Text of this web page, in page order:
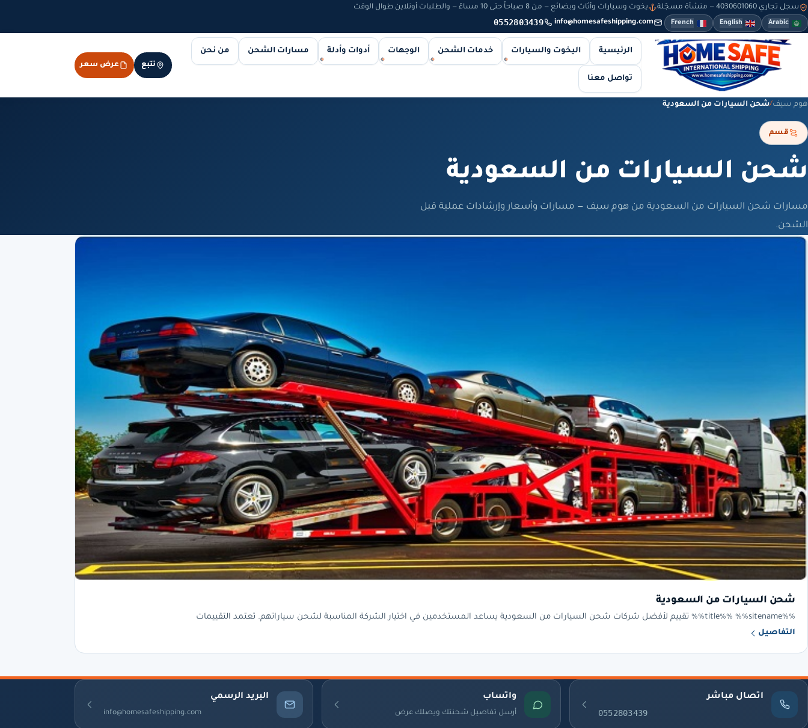
سجل تجاري 4030601060 — منشأة مسجّلة يخوت وسيارات وأثاث وبضائع — من 8 صباحاً حتى 10 مساءً — والطلبات أونلاين طوال الوقت
Arabic
English
French
info@homesafeshipping.com
0552803439
الرئيسية اليخوت والسيارات خدمات الشحن الوجهات أدوات وأدلة مسارات الشحن من نحن
تواصل معنا
تتبع عرض سعر
هوم سيف/شحن السيارات من السعودية
قسم
شحن السيارات من السعودية
مسارات شحن السيارات من السعودية من هوم سيف — مسارات وأسعار وإرشادات عملية قبل
الشحن.
شحن السيارات من السعودية
%%title%% %%sitename%% تقييم لأفضل شركات شحن السيارات من السعودية يساعد المستخدمين في اختيار الشركة المناسبة لشحن سياراتهم. تعتمد التقييمات
التفاصيل
اتصال مباشر
0552803439
واتساب
أرسل تفاصيل شحنتك ويصلك عرض
البريد الرسمي
info@homesafeshipping.com